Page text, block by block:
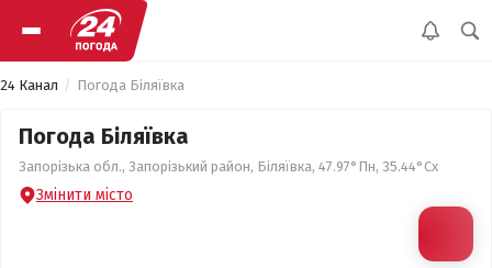
24 Канал Погода Біляївка
Погода Біляївка
Запорізька обл., Запорізький район, Біляївка, 47.97°Пн, 35.44°Сх
Змінити місто